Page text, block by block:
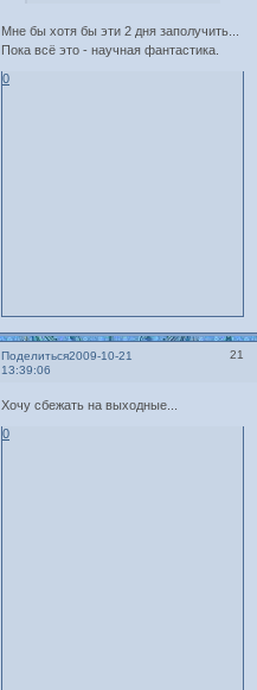
Мне бы хотя бы эти 2 дня заполучить...
Пока всё это - научная фантастика.
0
Поделиться 21
2009-10-21
13:39:06
Хочу сбежать на выходные...
0